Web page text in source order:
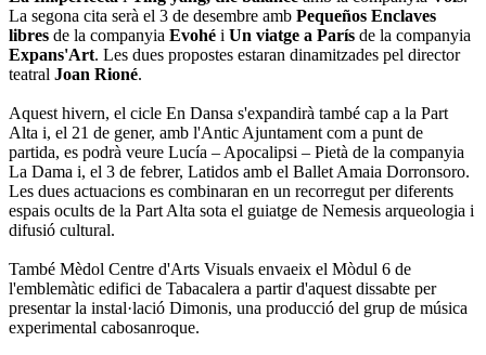
La segona cita serà el 3 de desembre amb Pequeños Enclaves
libres de la companyia Evohé i Un viatge a París de la companyia
Expans'Art. Les dues propostes estaran dinamitzades pel director
teatral Joan Rioné.
Aquest hivern, el cicle En Dansa s'expandirà també cap a la Part
Alta i, el 21 de gener, amb l'Antic Ajuntament com a punt de
partida, es podrà veure Lucía – Apocalipsi – Pietà de la companyia
La Dama i, el 3 de febrer, Latidos amb el Ballet Amaia Dorronsoro.
Les dues actuacions es combinaran en un recorregut per diferents
espais ocults de la Part Alta sota el guiatge de Nemesis arqueologia i
difusió cultural.
També Mèdol Centre d'Arts Visuals envaeix el Mòdul 6 de
l'emblemàtic edifici de Tabacalera a partir d'aquest dissabte per
presentar la instal·lació Dimonis, una producció del grup de música
experimental cabosanroque.